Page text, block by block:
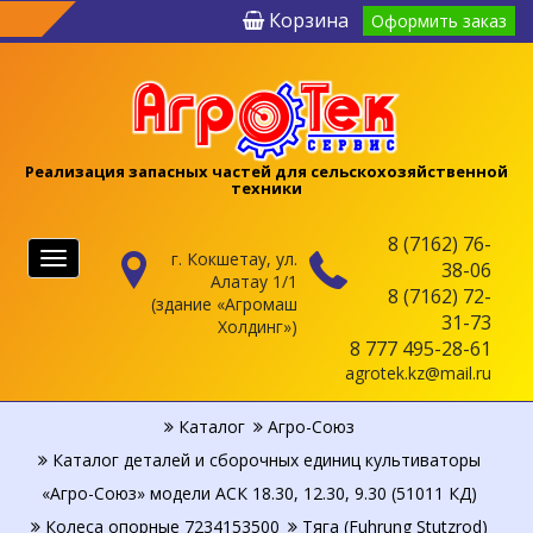
Корзина Оформить заказ
Реализация запасных частей для сельскохозяйственной
техники
8 (7162) 76-
38-06
8 (7162) 72-
31-73
8 777 495-28-61
agrotek.kz@mail.ru
г. Кокшетау, ул.
Алатау 1/1
(здание «Агромаш
Холдинг»)
Меню
Каталог
Агро-Союз
Каталог деталей и сборочных единиц культиваторы
«Агро-Союз» модели АСК 18.30, 12.30, 9.30 (51011 КД)
Колеса опорные 7234153500
Тяга (Fuhrung Stutzrod)